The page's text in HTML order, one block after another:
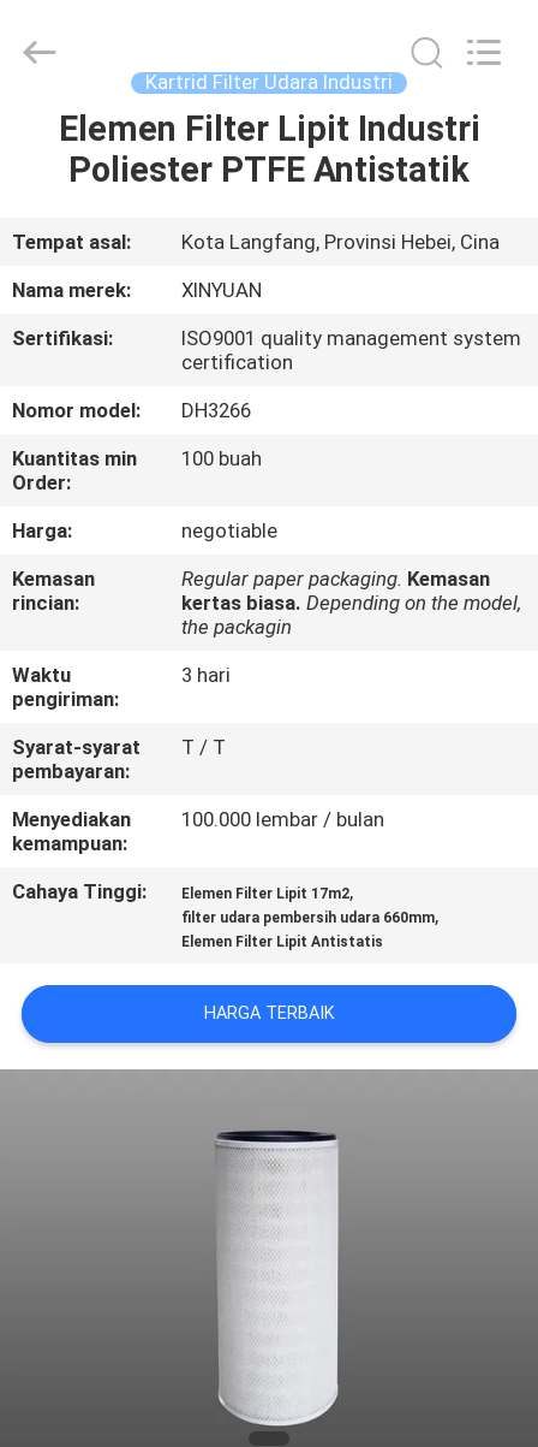
RUMAH
TENTANG
KAMI
TUR
PABRIK
KONTROL
KAMI
PERMINTAAN
PENAWARAN
POLICY
manufacturing
Kartrid Filter Udara Industri
Elemen Filter Lipit Industri
Poliester PTFE Antistatik
Tempat asal:
Kota Langfang, Provinsi Hebei, Cina
Nama merek:
XINYUAN
Sertifikasi:
ISO9001 quality management system
certification
Nomor model:
DH3266
Kuantitas min
Order:
100 buah
Harga:
negotiable
Kemasan
rincian:
Regular paper packaging. Kemasan
kertas biasa. Depending on the model,
the packagin
Waktu
pengiriman:
3 hari
Syarat-syarat
pembayaran:
T / T
Menyediakan
kemampuan:
100.000 lembar / bulan
Cahaya Tinggi: Elemen Filter Lipit 17m2,
filter udara pembersih udara 660mm,
Elemen Filter Lipit Antistatis
HARGA TERBAIK